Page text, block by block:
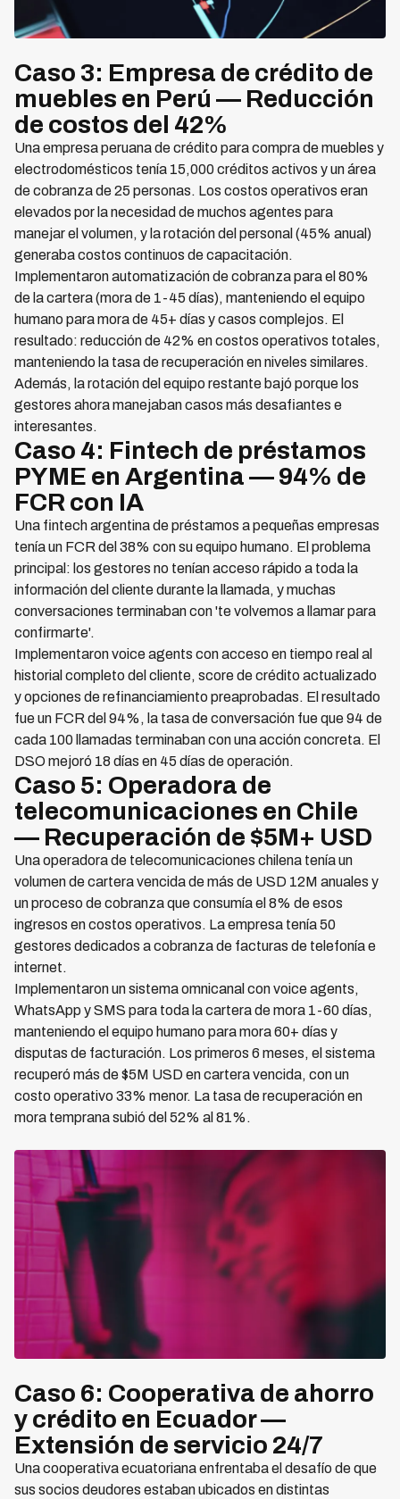
Caso 3: Empresa de crédito de
muebles en Perú — Reducción
de costos del 42%
Una empresa peruana de crédito para compra de muebles y
electrodomésticos tenía 15,000 créditos activos y un área
de cobranza de 25 personas. Los costos operativos eran
elevados por la necesidad de muchos agentes para
manejar el volumen, y la rotación del personal (45% anual)
generaba costos continuos de capacitación.
Implementaron automatización de cobranza para el 80%
de la cartera (mora de 1-45 días), manteniendo el equipo
humano para mora de 45+ días y casos complejos. El
resultado: reducción de 42% en costos operativos totales,
manteniendo la tasa de recuperación en niveles similares.
Además, la rotación del equipo restante bajó porque los
gestores ahora manejaban casos más desafiantes e
interesantes.
Caso 4: Fintech de préstamos
PYME en Argentina — 94% de
FCR con IA
Una fintech argentina de préstamos a pequeñas empresas
tenía un FCR del 38% con su equipo humano. El problema
principal: los gestores no tenían acceso rápido a toda la
información del cliente durante la llamada, y muchas
conversaciones terminaban con 'te volvemos a llamar para
confirmarte'.
Implementaron voice agents con acceso en tiempo real al
historial completo del cliente, score de crédito actualizado
y opciones de refinanciamiento preaprobadas. El resultado
fue un FCR del 94%, la tasa de conversación fue que 94 de
cada 100 llamadas terminaban con una acción concreta. El
DSO mejoró 18 días en 45 días de operación.
Caso 5: Operadora de
telecomunicaciones en Chile
— Recuperación de $5M+ USD
Una operadora de telecomunicaciones chilena tenía un
volumen de cartera vencida de más de USD 12M anuales y
un proceso de cobranza que consumía el 8% de esos
ingresos en costos operativos. La empresa tenía 50
gestores dedicados a cobranza de facturas de telefonía e
internet.
Implementaron un sistema omnicanal con voice agents,
WhatsApp y SMS para toda la cartera de mora 1-60 días,
manteniendo el equipo humano para mora 60+ días y
disputas de facturación. Los primeros 6 meses, el sistema
recuperó más de $5M USD en cartera vencida, con un
costo operativo 33% menor. La tasa de recuperación en
mora temprana subió del 52% al 81%.
Caso 6: Cooperativa de ahorro
y crédito en Ecuador —
Extensión de servicio 24/7
Una cooperativa ecuatoriana enfrentaba el desafío de que
sus socios deudores estaban ubicados en distintas